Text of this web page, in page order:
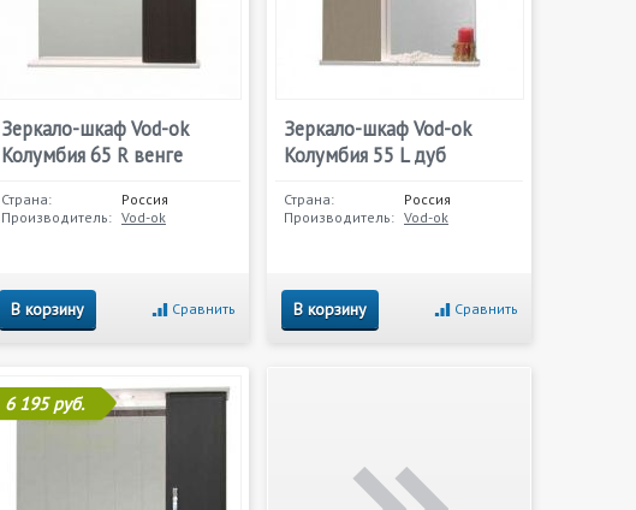
Зеркало-шкаф Vod-ok
Колумбия 65 R венге
Страна:
Россия
Производитель: Vod-ok
В корзину Сравнить
Зеркало-шкаф Vod-ok
Колумбия 55 L дуб
Страна:
Россия
Производитель: Vod-ok
В корзину Сравнить
6 195 руб.